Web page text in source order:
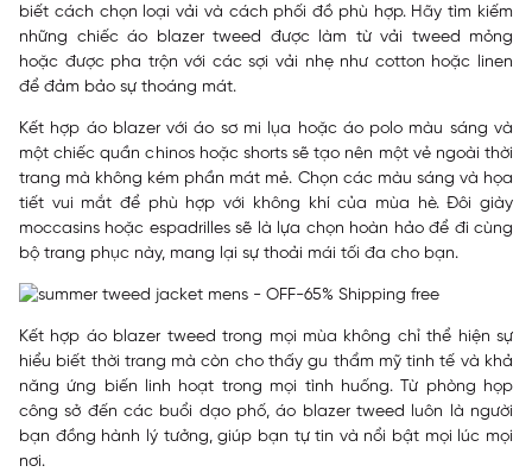
biết cách chọn loại vải và cách phối đồ phù hợp. Hãy tìm kiếm
những chiếc áo blazer tweed được làm từ vải tweed mỏng
hoặc được pha trộn với các sợi vải nhẹ như cotton hoặc linen
để đảm bảo sự thoáng mát.
Kết hợp áo blazer với áo sơ mi lụa hoặc áo polo màu sáng và
một chiếc quần chinos hoặc shorts sẽ tạo nên một vẻ ngoài thời
trang mà không kém phần mát mẻ. Chọn các màu sáng và họa
tiết vui mắt để phù hợp với không khí của mùa hè. Đôi giày
moccasins hoặc espadrilles sẽ là lựa chọn hoàn hảo để đi cùng
bộ trang phục này, mang lại sự thoải mái tối đa cho bạn.
Kết hợp áo blazer tweed trong mọi mùa không chỉ thể hiện sự
hiểu biết thời trang mà còn cho thấy gu thẩm mỹ tinh tế và khả
năng ứng biến linh hoạt trong mọi tình huống. Từ phòng họp
công sở đến các buổi dạo phố, áo blazer tweed luôn là người
bạn đồng hành lý tưởng, giúp bạn tự tin và nổi bật mọi lúc mọi
nơi.